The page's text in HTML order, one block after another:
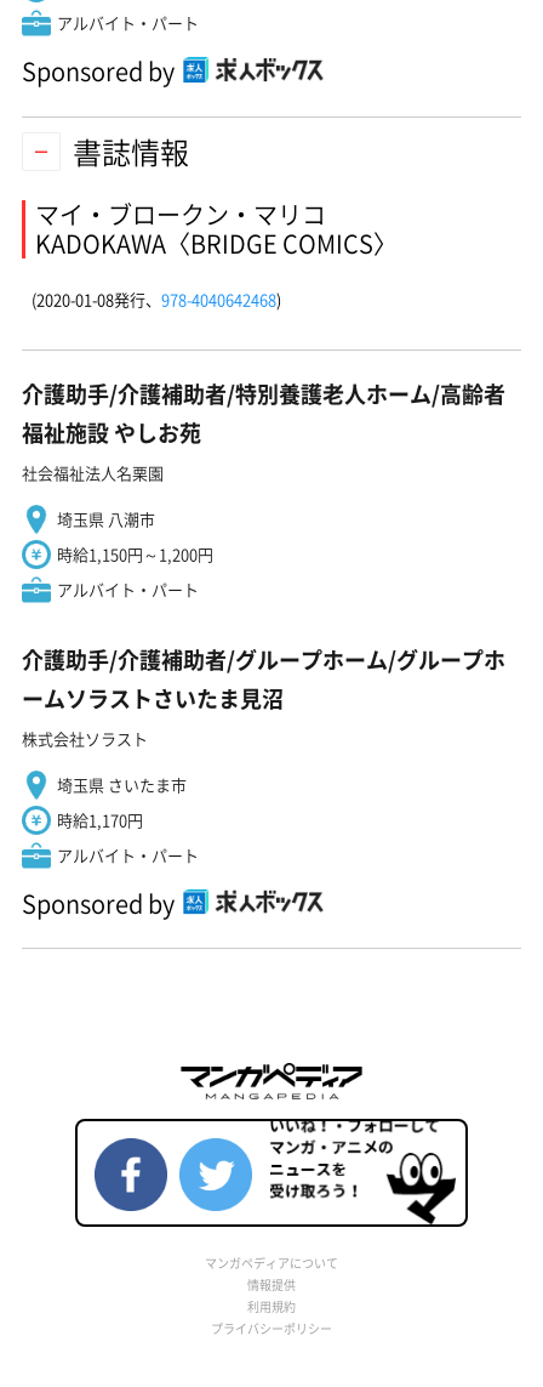
アルバイト・パート
Sponsored by
書誌情報
マイ・ブロークン・マリコ
KADOKAWA〈BRIDGE COMICS〉
(2020-01-08発行、 978-4040642468)
介護助手/介護補助者/特別養護老人ホーム/高齢者
福祉施設 やしお苑
社会福祉法人名栗園
埼玉県 八潮市
時給1,150円～1,200円
アルバイト・パート
介護助手/介護補助者/グループホーム/グループホ
ームソラストさいたま見沼
株式会社ソラスト
埼玉県 さいたま市
時給1,170円
アルバイト・パート
Sponsored by
マンガペディアについて
情報提供
利用規約
プライバシーポリシー